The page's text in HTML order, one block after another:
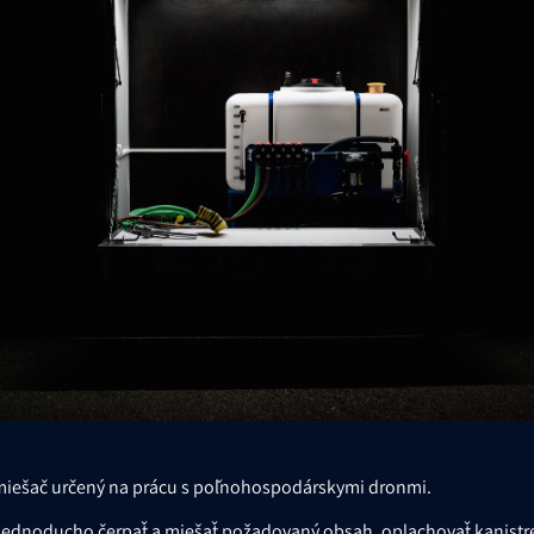
určený na prácu s poľnohospodárskymi dronmi.